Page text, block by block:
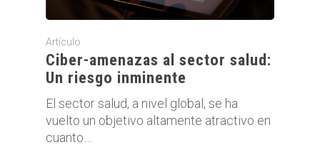
Artículo
Ciber-amenazas al sector salud:
Un riesgo inminente
El sector salud, a nivel global, se ha
vuelto un objetivo altamente atractivo en
cuanto…